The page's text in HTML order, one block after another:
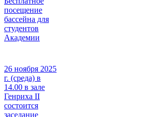
посещение
бассейна для
студентов
Академии
26 ноября 2025
г. (среда) в
14.00 в зале
Генриха II
состоится
заседание